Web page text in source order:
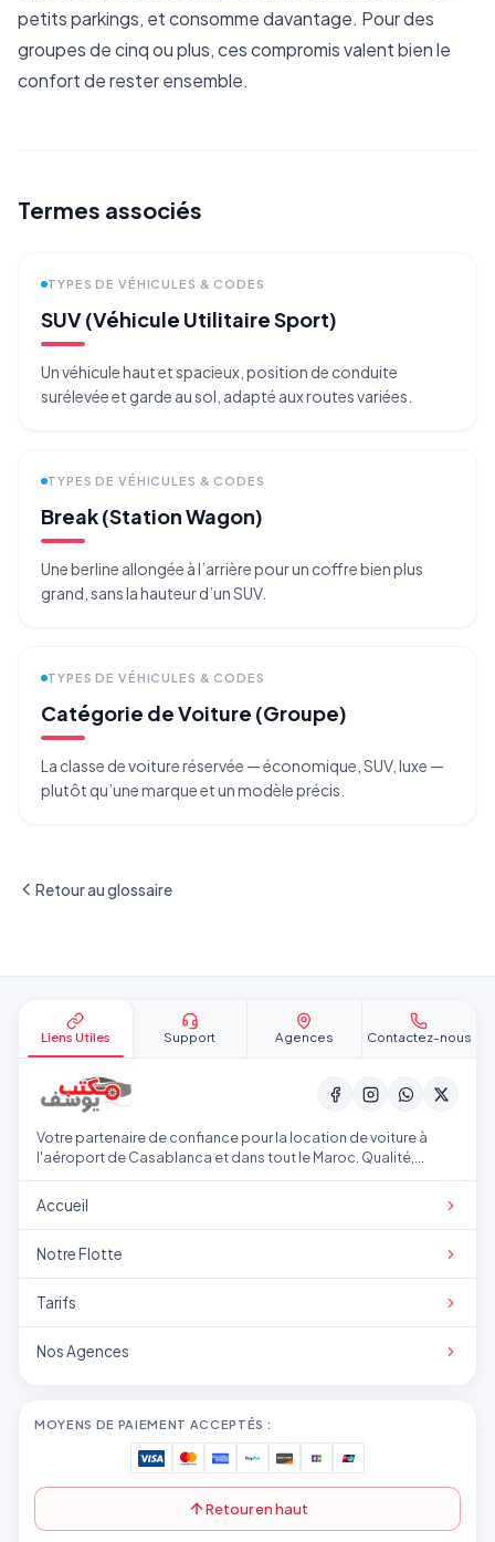
petits parkings, et consomme davantage. Pour des
groupes de cinq ou plus, ces compromis valent bien le
confort de rester ensemble.
Termes associés
TYPES DE VÉHICULES & CODES
SUV (Véhicule Utilitaire Sport)
Un véhicule haut et spacieux, position de conduite
surélevée et garde au sol, adapté aux routes variées.
TYPES DE VÉHICULES & CODES
Break (Station Wagon)
Une berline allongée à l’arrière pour un coffre bien plus
grand, sans la hauteur d’un SUV.
TYPES DE VÉHICULES & CODES
Catégorie de Voiture (Groupe)
La classe de voiture réservée — économique, SUV, luxe —
plutôt qu’une marque et un modèle précis.
Retour au glossaire
Liens Utiles Support Agences Contactez-nous
Votre partenaire de confiance pour la location de voiture à
l'aéroport de Casablanca et dans tout le Maroc. Qualité,
Accueil
Notre Flotte
Tarifs
Nos Agences
MOYENS DE PAIEMENT ACCEPTÉS :
Retour en haut